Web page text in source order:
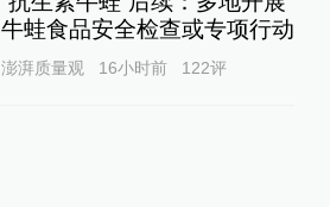
牛蛙食品安全检查或专项行动
澎湃质量观 16小时前 122评